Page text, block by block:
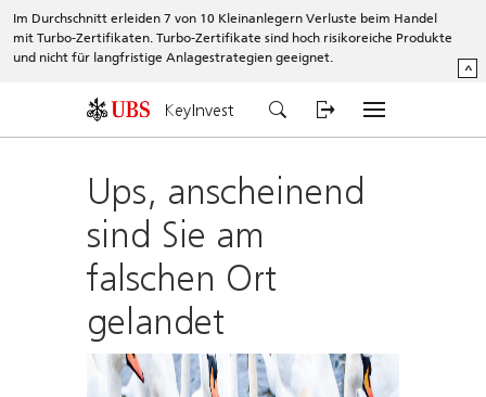
Im Durchschnitt erleiden 7 von 10 Kleinanlegern Verluste beim Handel
mit Turbo-Zertifikaten. Turbo-Zertifikate sind hoch risikoreiche Produkte
und nicht für langfristige Anlagestrategien geeignet.
^
KeyInvest
Ups, anscheinend
sind Sie am
falschen Ort
gelandet